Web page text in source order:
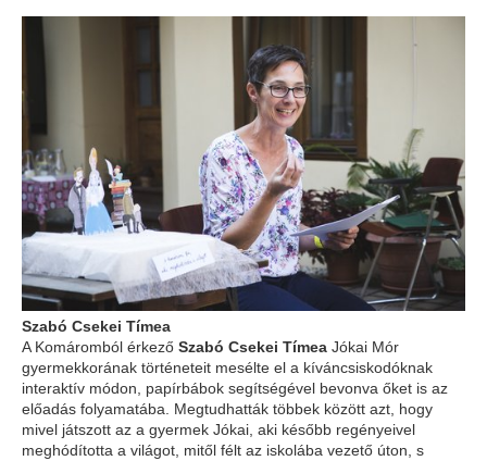
Szabó Csekei Tímea
A Komáromból érkező Szabó Csekei Tímea Jókai Mór
gyermekkorának történeteit mesélte el a kíváncsiskodóknak
interaktív módon, papírbábok segítségével bevonva őket is az
előadás folyamatába. Megtudhatták többek között azt, hogy
mivel játszott az a gyermek Jókai, aki később regényeivel
meghódította a világot, mitől félt az iskolába vezető úton, s